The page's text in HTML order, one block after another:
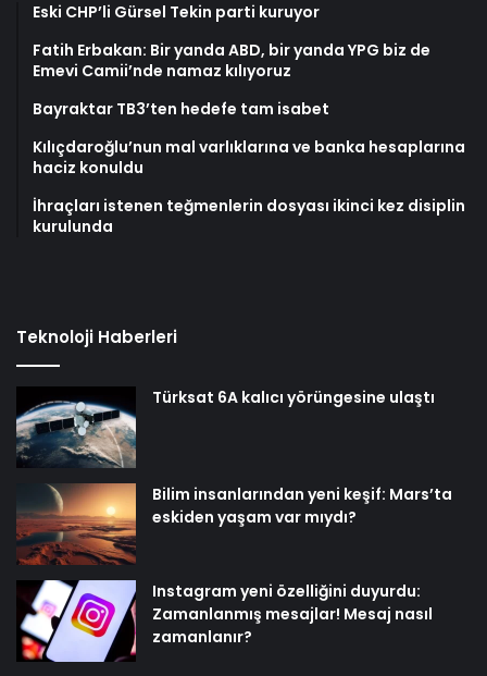
Eski CHP’li Gürsel Tekin parti kuruyor
Fatih Erbakan: Bir yanda ABD, bir yanda YPG biz de
Emevi Camii’nde namaz kılıyoruz
Bayraktar TB3’ten hedefe tam isabet
Kılıçdaroğlu’nun mal varlıklarına ve banka hesaplarına
haciz konuldu
İhraçları istenen teğmenlerin dosyası ikinci kez disiplin
kurulunda
Teknoloji Haberleri
Türksat 6A kalıcı yörüngesine ulaştı
Bilim insanlarından yeni keşif: Mars’ta
eskiden yaşam var mıydı?
Instagram yeni özelliğini duyurdu:
Zamanlanmış mesajlar! Mesaj nasıl
zamanlanır?